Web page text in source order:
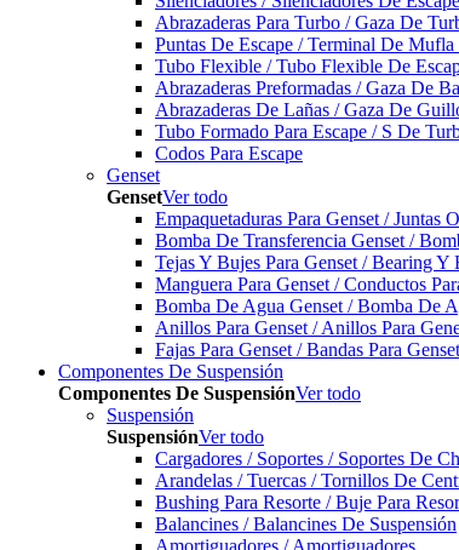
Abrazaderas Para Turbo / Gaza De
Puntas De Escape / Terminal De Mufla
Tubo Flexible / Tubo Flexible De
Abrazaderas Preformadas / Gaza De
Abrazaderas De Lañas / Gaza De
Tubo Formado Para Escape / S De
Codos Para Escape
Genset
GensetVer todo
Empaquetaduras Para Genset / Juntas
Bomba De Transferencia Genset /
Tejas Y Bujes Para Genset / Bearing
Manguera Para Genset / Conductos
Bomba De Agua Genset / Bomba De
Anillos Para Genset / Anillos Para
Fajas Para Genset / Bandas Para
Componentes De Suspensión
Componentes De SuspensiónVer todo
Suspensión
SuspensiónVer todo
Cargadores / Soportes / Soportes De
Arandelas / Tuercas / Tornillos De
Bushing Para Resorte / Buje Para
Balancines / Balancines De Suspensión
Amortiguadores / Amortiguadores